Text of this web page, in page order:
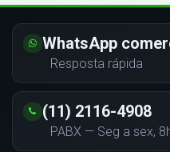
WhatsApp
Resposta rápida
(11) 2116-4908
PABX — Seg a sex,